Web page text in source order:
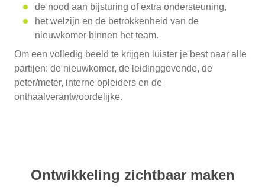
de nood aan bijsturing of extra ondersteuning,
het welzijn en de betrokkenheid van de
nieuwkomer binnen het team.
Om een volledig beeld te krijgen luister je best naar alle
partijen: de nieuwkomer, de leidinggevende, de
peter/meter, interne opleiders en de
onthaalverantwoordelijke.
Ontwikkeling zichtbaar maken